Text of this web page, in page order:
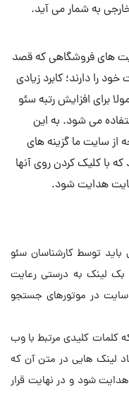
به شمار می آید.
های فروشگاهی که قصد
را دارند؛ کابرد زیادی
برای افزایش رتبه سئو
می شود. به این
از سایت ما گزینه های
با کلیک کردن روی آنها
هدایت شود.
توسط کارشناسان سئو
لینک به درستی رعایت
در موتورهای جستجو
کلمات کلیدی مرتبط با وب
لینک هایی در متن آن که
شود و در نهایت قرار